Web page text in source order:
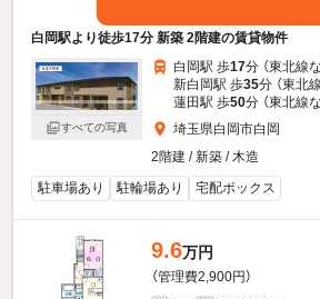
白岡駅より徒歩17分 新築 2階建の賃貸物件
すべての写真
白岡駅 歩17分 （東北線
新白岡駅 歩35分 （東北線
蓮田駅 歩50分 （東北線
埼玉県白岡市白岡
2階建 / 新築 / 木造
駐車場あり
駐輪場あり 宅配ボックス
9.6万円
（管理費2,900円）